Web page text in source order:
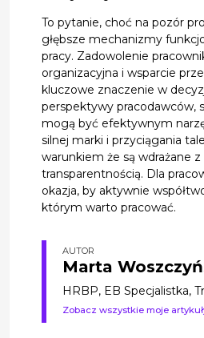
To pytanie, choć na pozór
głębsze mechanizmy
pracy. Zadowolenie
organizacyjna i wsparcie
kluczowe znaczenie w
perspektywy pracodawców,
mogą być efektywnym
silnej marki i przyciągania
warunkiem że są wdrażane
transparentnością. Dla
okazja, by aktywnie
którym warto pracować.
AUTOR
Marta
HRBP, EB Specjalistka,
Zobacz wszystkie moje